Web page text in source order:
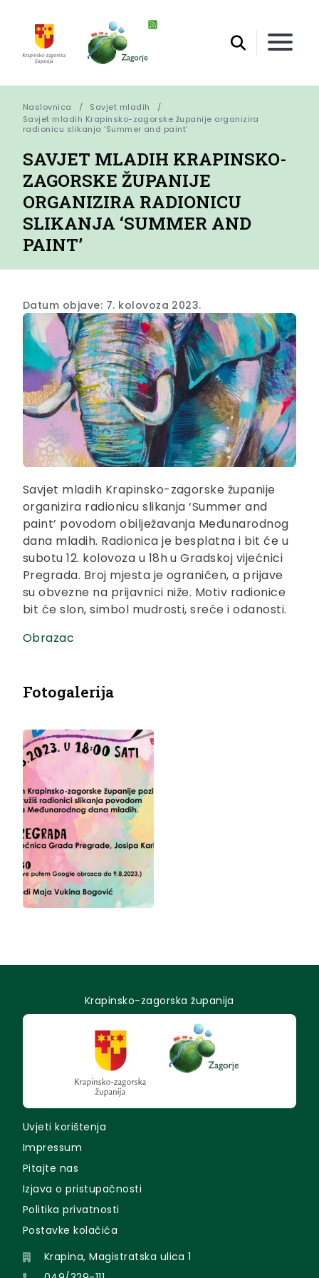
Naslovnica
Savjet mladih
Savjet mladih Krapinsko-zagorske županije organizira
radionicu slikanja ‘Summer and paint’
SAVJET MLADIH KRAPINSKO-
ZAGORSKE ŽUPANIJE
ORGANIZIRA RADIONICU
SLIKANJA ‘SUMMER AND
PAINT’
Datum objave: 7. kolovoza 2023.
Savjet mladih Krapinsko-zagorske županije
organizira radionicu slikanja ‘Summer and
paint’ povodom obilježavanja Međunarodnog
dana mladih. Radionica je besplatna i bit će u
subotu 12. kolovoza u 18h u Gradskoj vijećnici
Pregrada. Broj mjesta je ograničen, a prijave
su obvezne na prijavnici niže. Motiv radionice
bit će slon, simbol mudrosti, sreće i odanosti.
Obrazac
Fotogalerija
Krapinsko-zagorska županija
Uvjeti korištenja
Impressum
Pitajte nas
Izjava o pristupačnosti
Politika privatnosti
Postavke kolačića
Krapina, Magistratska ulica 1